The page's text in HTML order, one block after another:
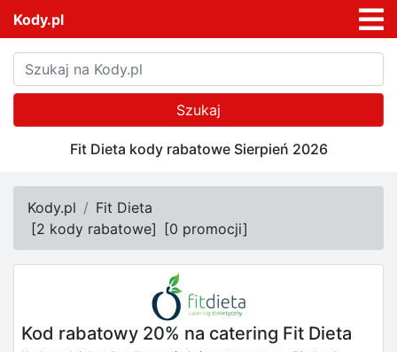
Kody.pl
Szukaj
Fit Dieta kody rabatowe Sierpień 2026
Kody.pl
Fit Dieta
[2 kody rabatowe] [0 promocji]
Kod rabatowy 20% na catering Fit Dieta